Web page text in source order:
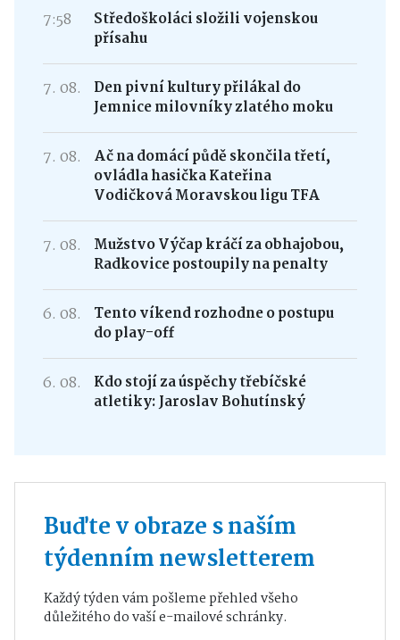
7:58
Středoškoláci složili vojenskou
přísahu
7. 08.
Den pivní kultury přilákal do
Jemnice milovníky zlatého moku
7. 08.
Ač na domácí půdě skončila třetí,
ovládla hasička Kateřina
Vodičková Moravskou ligu TFA
7. 08.
Mužstvo Výčap kráčí za obhajobou,
Radkovice postoupily na penalty
6. 08.
Tento víkend rozhodne o postupu
do play-off
6. 08.
Kdo stojí za úspěchy třebíčské
atletiky: Jaroslav Bohutínský
Buďte v obraze s naším
týdenním newsletterem
Každý týden vám pošleme přehled všeho
důležitého do vaší e-mailové schránky.